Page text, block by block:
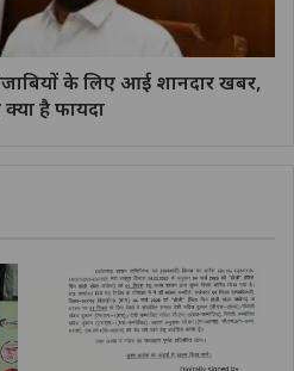
के लिए आई शानदार खबर,
है फायदा